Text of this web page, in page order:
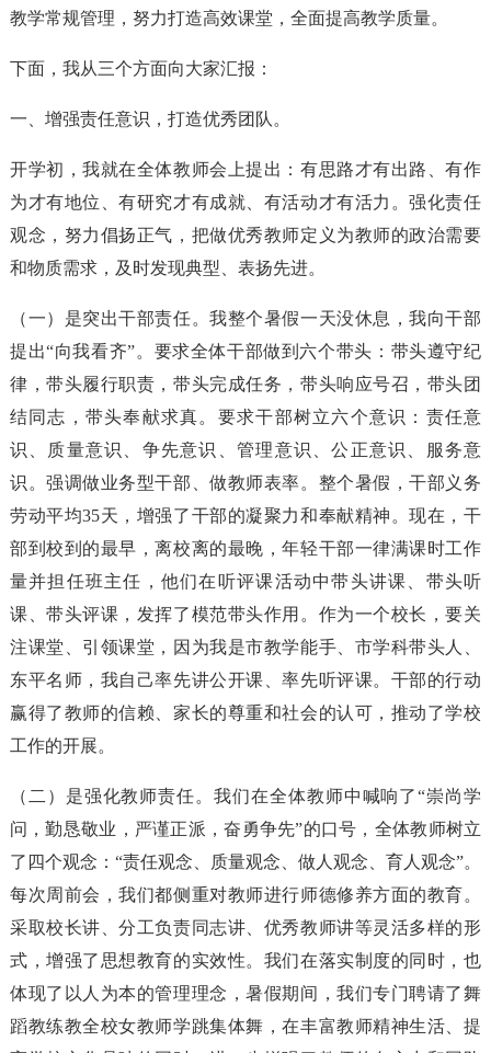
教学常规管理，努力打造高效课堂，全面提高教学质量。
下面，我从三个方面向大家汇报：
一、增强责任意识，打造优秀团队。
开学初，我就在全体教师会上提出：有思路才有出路、有作
为才有地位、有研究才有成就、有活动才有活力。强化责任
观念，努力倡扬正气，把做优秀教师定义为教师的政治需要
和物质需求，及时发现典型、表扬先进。
（一）是突出干部责任。我整个暑假一天没休息，我向干部
提出“向我看齐”。要求全体干部做到六个带头：带头遵守纪
律，带头履行职责，带头完成任务，带头响应号召，带头团
结同志，带头奉献求真。要求干部树立六个意识：责任意
识、质量意识、争先意识、管理意识、公正意识、服务意
识。强调做业务型干部、做教师表率。整个暑假，干部义务
劳动平均35天，增强了干部的凝聚力和奉献精神。现在，干
部到校到的最早，离校离的最晚，年轻干部一律满课时工作
量并担任班主任，他们在听评课活动中带头讲课、带头听
课、带头评课，发挥了模范带头作用。作为一个校长，要关
注课堂、引领课堂，因为我是市教学能手、市学科带头人、
东平名师，我自己率先讲公开课、率先听评课。干部的行动
赢得了教师的信赖、家长的尊重和社会的认可，推动了学校
工作的开展。
（二）是强化教师责任。我们在全体教师中喊响了“崇尚学
问，勤恳敬业，严谨正派，奋勇争先”的口号，全体教师树立
了四个观念：“责任观念、质量观念、做人观念、育人观念”。
每次周前会，我们都侧重对教师进行师德修养方面的教育。
采取校长讲、分工负责同志讲、优秀教师讲等灵活多样的形
式，增强了思想教育的实效性。我们在落实制度的同时，也
体现了以人为本的管理理念，暑假期间，我们专门聘请了舞
蹈教练教全校女教师学跳集体舞，在丰富教师精神生活、提